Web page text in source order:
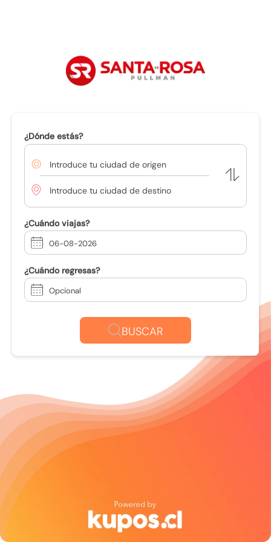
¿Dónde estás?
Introduce tu ciudad de origen
Introduce tu ciudad de destino
¿Cuándo viajas?
06-08-2026
¿Cuándo regresas?
Opcional
BUSCAR